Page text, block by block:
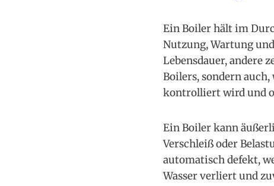
Ein Boiler hält im
Nutzung, Wartung
Lebensdauer, andere
Boilers, sondern
kontrolliert wird und
Ein Boiler kann
Verschleiß oder
automatisch defekt,
Wasser verliert und